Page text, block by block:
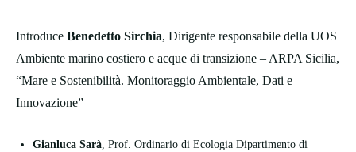
Introduce Benedetto Sirchia, Dirigente responsabile della UOS
Ambiente marino costiero e acque di transizione – ARPA Sicilia,
“Mare e Sostenibilità. Monitoraggio Ambientale, Dati e
Innovazione”
Gianluca Sarà, Prof. Ordinario di Ecologia Dipartimento di